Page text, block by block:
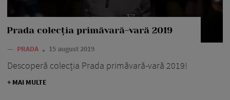
Prada colecția primăvară-vară 2019
— PRADA 15 august 2019
Descoperă colecția Prada primăvară-vară 2019!
+ MAI MULTE